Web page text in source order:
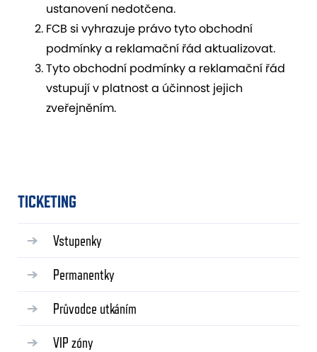
ustanovení nedotčena.
FCB si vyhrazuje právo tyto obchodní
podmínky a reklamační řád aktualizovat.
Tyto obchodní podmínky a reklamační řád
vstupují v platnost a účinnost jejich
zveřejněním.
TICKETING
Vstupenky
Permanentky
Průvodce utkáním
VIP zóny